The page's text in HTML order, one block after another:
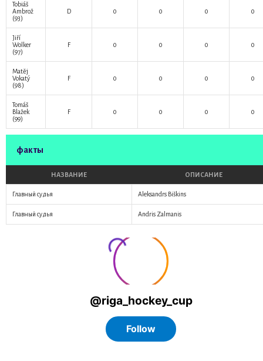
Tobiáš
Ambrož
(93)
D 0 0 0 0
Jiří
Wolker
(97)
F 0 0 0 0
Matěj
Vokatý
(98)
F 0 0 0 0
Tomáš
Blažek
(99)
F 0 0 0 0
факты
НАЗВАНИЕ ОПИСАНИЕ
Главный судья Aleksandrs Biškins
Главный судья Andris Zalmanis